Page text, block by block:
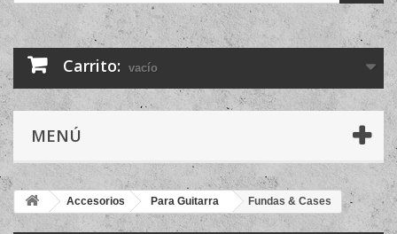
Carrito: vacío
MENÚ
Accesorios Para Guitarra Fundas & Cases